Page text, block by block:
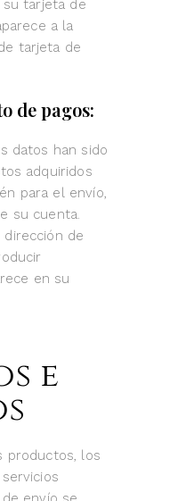
tarjeta de
a la
tarjeta de
de pagos:
datos han sido
adquiridos
para el envío,
su cuenta.
dirección de
en su
e
productos, los